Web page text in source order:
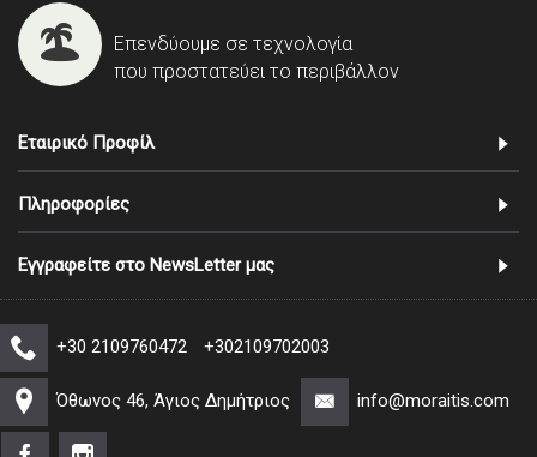
Επενδύουμε σε τεχνολογία
που προστατεύει το περιβάλλον
Εταιρικό Προφίλ
Πληροφορίες
Εγγραφείτε στο NewsLetter μας
+30 2109760472 +302109702003
Όθωνος 46, Άγιος Δημήτριος info@moraitis.com